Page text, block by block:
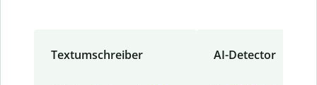
Textumschreiber AI-Detector